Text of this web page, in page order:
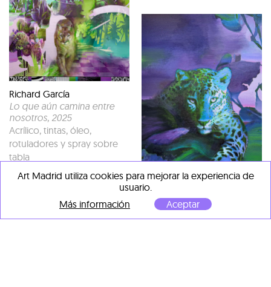
Richard García
Lo que aún camina entre
nosotros, 2025
Acrílico, tintas, óleo,
rotuladores y spray sobre
tabla
150 x 150 cm
Art Madrid utiliza cookies para mejorar la experiencia de
usuario.
Más información
Aceptar